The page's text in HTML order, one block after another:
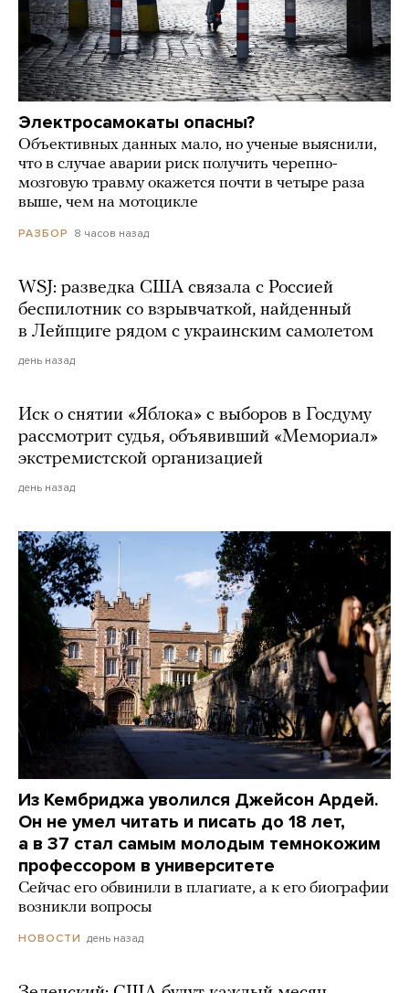
Электросамокаты опасны?
Объективных данных мало, но ученые выяснили,
что в случае аварии риск получить черепно-
мозговую травму окажется почти в четыре раза
выше, чем на мотоцикле
РАЗБОР 8 часов назад
WSJ: разведка США связала с Россией
беспилотник со взрывчаткой, найденный
в Лейпциге рядом с украинским самолетом
день назад
Иск о снятии «Яблока» с выборов в Госдуму
рассмотрит судья, объявивший «Мемориал»
экстремистской организацией
день назад
Из Кембриджа уволился Джейсон Ардей.
Он не умел читать и писать до 18 лет,
а в 37 стал самым молодым темнокожим
профессором в университете
Сейчас его обвинили в плагиате, а к его биографии
возникли вопросы
НОВОСТИ день назад